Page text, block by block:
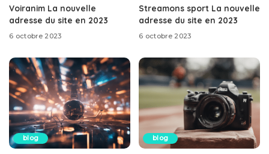
Voiranim La nouvelle
adresse du site en 2023
6 octobre 2023
Streamons sport La nouvelle
adresse du site en 2023
6 octobre 2023
blog blog